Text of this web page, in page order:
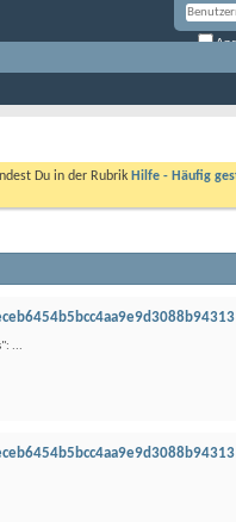
Du in der Rubrik Hilfe - Häufig
...